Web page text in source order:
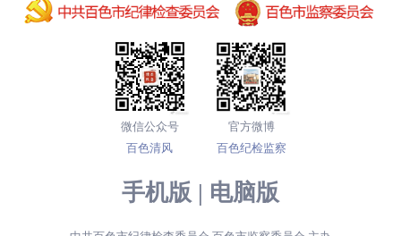
微信公众号
百色清风
官方微博
百色纪检监察
手机版 | 电脑版